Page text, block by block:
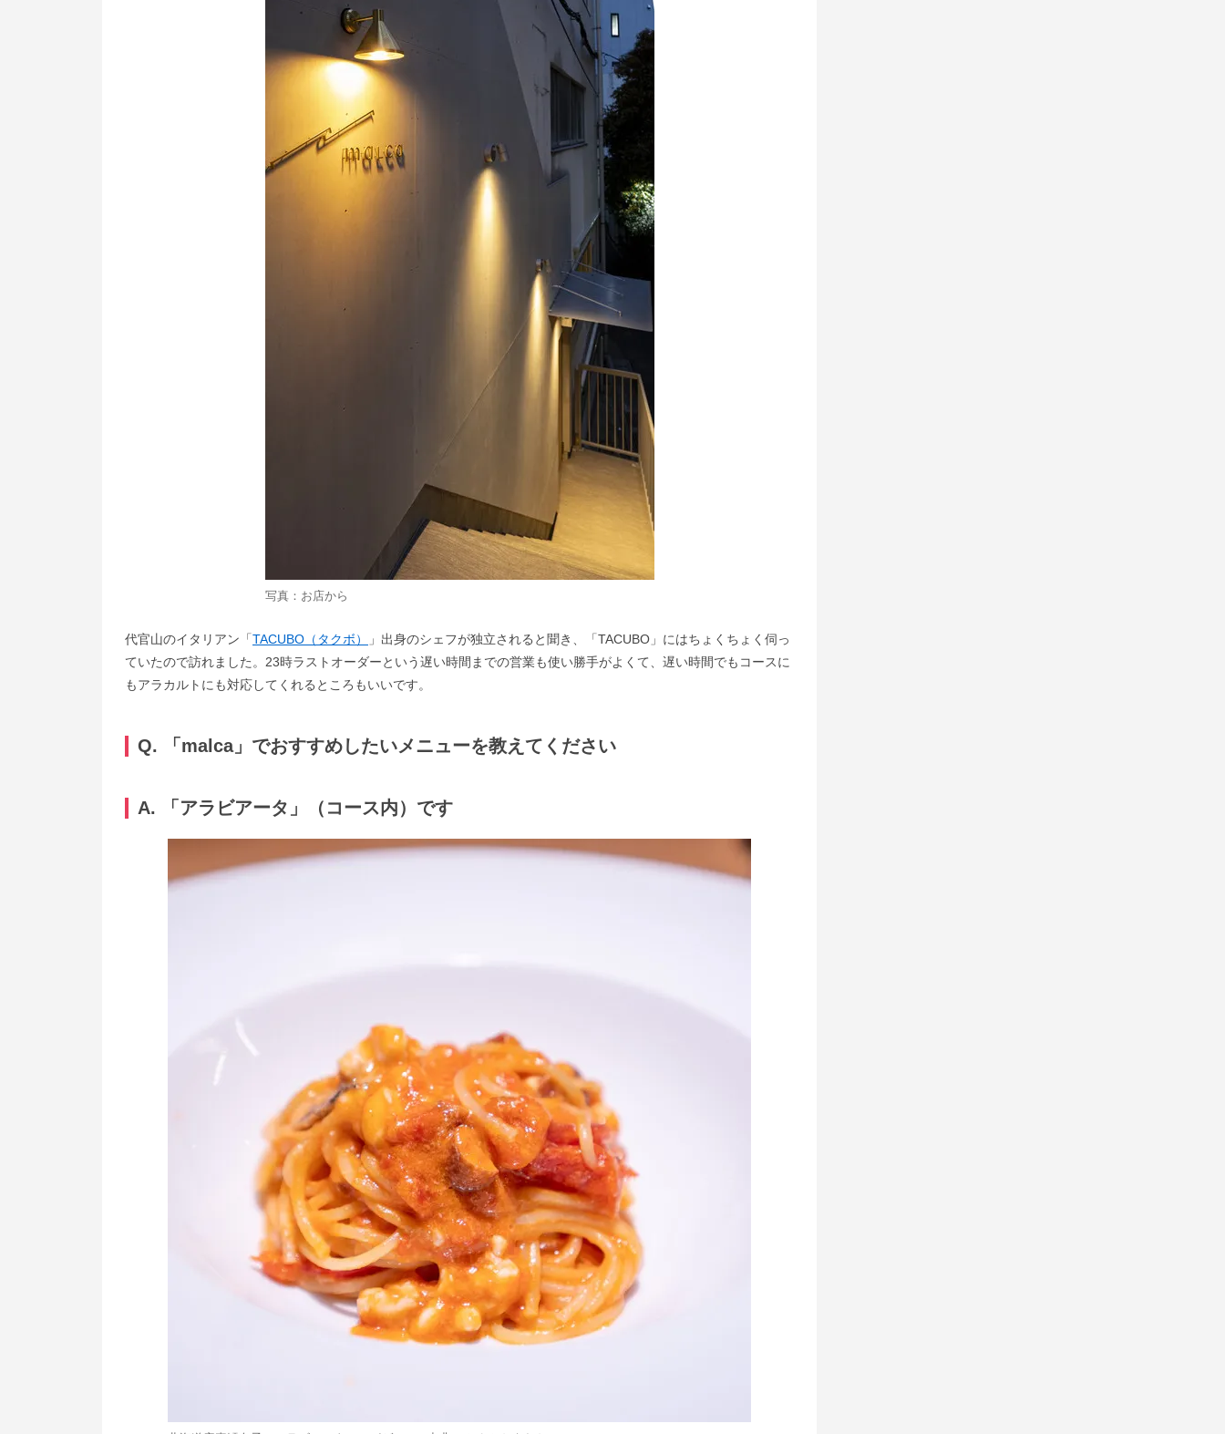
写真：お店から
代官山のイタリアン「TACUBO（タクボ）
」出身のシェフが独立されると聞き、「TACUBO」にはちょくちょく伺っ
ていたので訪れました。23時ラストオーダーという遅い時間までの営業も使い勝手がよくて、遅い時間でもコースに
もアラカルトにも対応してくれるところもいいです。
Q. 「malca」でおすすめしたいメニューを教えてください
A. 「アラビアータ」（コース内）です